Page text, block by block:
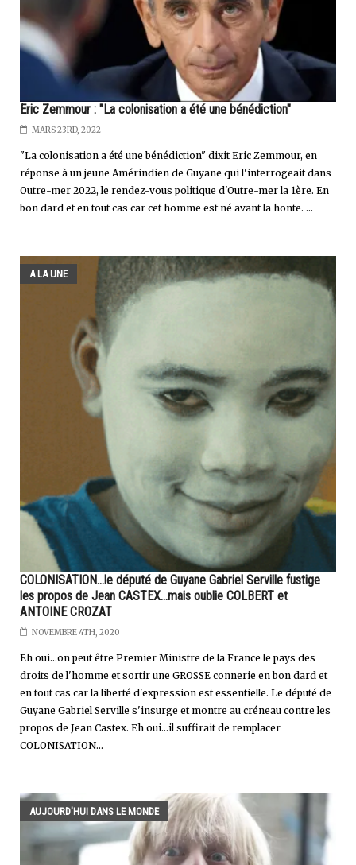
Eric Zemmour : "La colonisation a été une bénédiction"
MARS 23RD, 2022
"La colonisation a été une bénédiction" dixit Eric Zemmour, en
réponse à un jeune Amérindien de Guyane qui l'interrogeait dans
Outre-mer 2022, le rendez-vous politique d'Outre-mer la 1ère. En
bon dard et en tout cas car cet homme est né avant la honte. ...
A LA UNE
COLONISATION...le député de Guyane Gabriel Serville fustige
les propos de Jean CASTEX...mais oublie COLBERT et
ANTOINE CROZAT
NOVEMBRE 4TH, 2020
Eh oui...on peut être Premier Ministre de la France le pays des
droits de l'homme et sortir une GROSSE connerie en bon dard et
en tout cas car la liberté d'expression est essentielle. Le député de
Guyane Gabriel Serville s'insurge et montre au créneau contre les
propos de Jean Castex. Eh oui...il suffirait de remplacer
COLONISATION...
AUJOURD'HUI DANS LE MONDE